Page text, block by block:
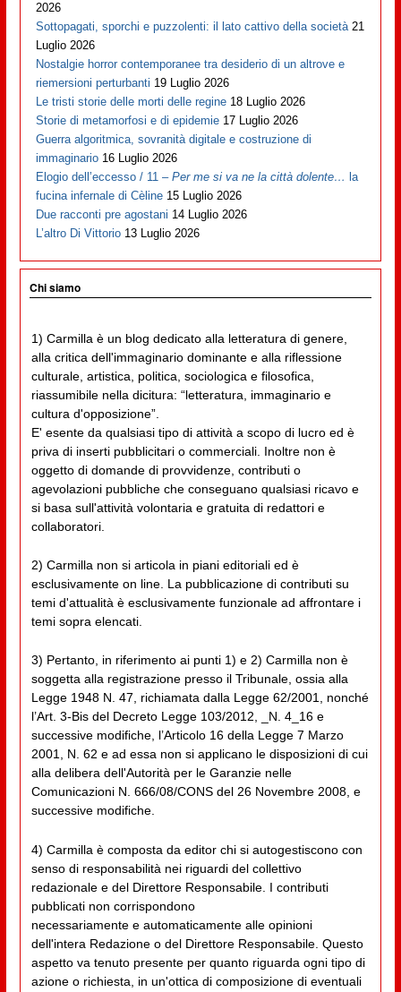
2026
Sottopagati, sporchi e puzzolenti: il lato cattivo della società 21
Luglio 2026
Nostalgie horror contemporanee tra desiderio di un altrove e
riemersioni perturbanti 19 Luglio 2026
Le tristi storie delle morti delle regine 18 Luglio 2026
Storie di metamorfosi e di epidemie 17 Luglio 2026
Guerra algoritmica, sovranità digitale e costruzione di
immaginario 16 Luglio 2026
Elogio dell’eccesso / 11 –Per me si va ne la città dolente… la
fucina infernale di Cèline 15 Luglio 2026
Due racconti pre agostani 14 Luglio 2026
L’altro Di Vittorio 13 Luglio 2026
Chi siamo
1) Carmilla è un blog dedicato alla letteratura di genere,
alla critica dell'immaginario dominante e alla riflessione
culturale, artistica, politica, sociologica e filosofica,
riassumibile nella dicitura: “letteratura, immaginario e
cultura d'opposizione”.
E' esente da qualsiasi tipo di attività a scopo di lucro ed è
priva di inserti pubblicitari o commerciali. Inoltre non è
oggetto di domande di provvidenze, contributi o
agevolazioni pubbliche che conseguano qualsiasi ricavo e
si basa sull'attività volontaria e gratuita di redattori e
collaboratori.
2) Carmilla non si articola in piani editoriali ed è
esclusivamente on line. La pubblicazione di contributi su
temi d'attualità è esclusivamente funzionale ad affrontare i
temi sopra elencati.
3) Pertanto, in riferimento ai punti 1) e 2) Carmilla non è
soggetta alla registrazione presso il Tribunale, ossia alla
Legge 1948 N. 47, richiamata dalla Legge 62/2001, nonché
l’Art. 3-Bis del Decreto Legge 103/2012, _N. 4_16 e
successive modifiche, l’Articolo 16 della Legge 7 Marzo
2001, N. 62 e ad essa non si applicano le disposizioni di cui
alla delibera dell'Autorità per le Garanzie nelle
Comunicazioni N. 666/08/CONS del 26 Novembre 2008, e
successive modifiche.
4) Carmilla è composta da editor chi si autogestiscono con
senso di responsabilità nei riguardi del collettivo
redazionale e del Direttore Responsabile. I contributi
pubblicati non corrispondono
necessariamente e automaticamente alle opinioni
dell'intera Redazione o del Direttore Responsabile. Questo
aspetto va tenuto presente per quanto riguarda ogni tipo di
azione o richiesta, in un'ottica di composizione di eventuali